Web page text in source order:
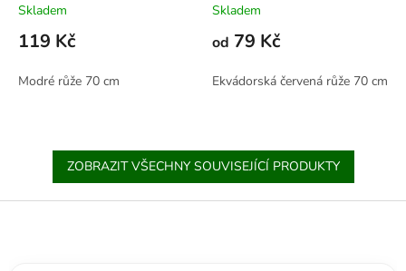
Skladem
119 Kč
Modré růže 70 cm
Skladem
od 79 Kč
Ekvádorská červená růže 70 cm
ZOBRAZIT VŠECHNY SOUVISEJÍCÍ PRODUKTY
Z